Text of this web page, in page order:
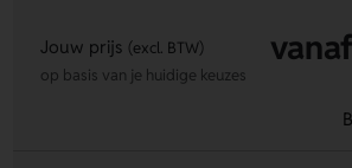
Jouw prijs (excl. BTW)
op basis van je huidige keuzes